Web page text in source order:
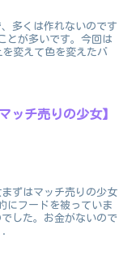
多くは作れないのです
とが多いです。今回は
変えて色を変えたバ
ッチ売りの少女】
ずはマッチ売りの少女
にフードを被っていま
した。お金がないので